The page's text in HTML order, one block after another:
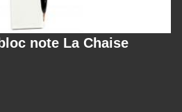
note La Chaise